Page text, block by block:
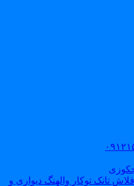
توکار والهنگ دیواری و